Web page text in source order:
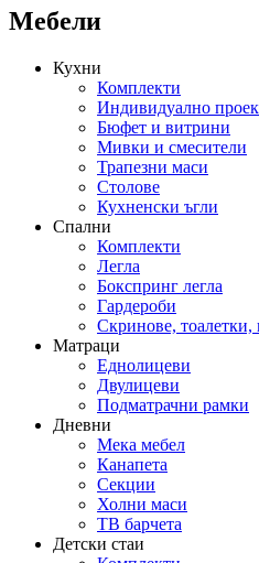
Мебели
Кухни
Комплекти
Индивидуално
Бюфет и витрини
Мивки и смесители
Трапезни маси
Столове
Кухненски ъгли
Спални
Комплекти
Легла
Бокспринг легла
Гардероби
Скринове,
Матраци
Еднолицеви
Двулицеви
Подматрачни рамки
Дневни
Мека мебел
Канапета
Секции
Холни маси
ТВ барчета
Детски стаи